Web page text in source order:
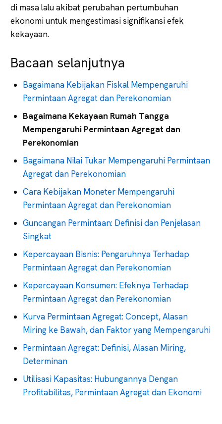
di masa lalu akibat perubahan pertumbuhan
ekonomi untuk mengestimasi signifikansi efek
kekayaan.
Bacaan selanjutnya
Bagaimana Kebijakan Fiskal Mempengaruhi
Permintaan Agregat dan Perekonomian
Bagaimana Kekayaan Rumah Tangga
Mempengaruhi Permintaan Agregat dan
Perekonomian
Bagaimana Nilai Tukar Mempengaruhi Permintaan
Agregat dan Perekonomian
Cara Kebijakan Moneter Mempengaruhi
Permintaan Agregat dan Perekonomian
Guncangan Permintaan: Definisi dan Penjelasan
Singkat
Kepercayaan Bisnis: Pengaruhnya Terhadap
Permintaan Agregat dan Perekonomian
Kepercayaan Konsumen: Efeknya Terhadap
Permintaan Agregat dan Perekonomian
Kurva Permintaan Agregat: Concept, Alasan
Miring ke Bawah, dan Faktor yang Mempengaruhi
Permintaan Agregat: Definisi, Alasan Miring,
Determinan
Utilisasi Kapasitas: Hubungannya Dengan
Profitabilitas, Permintaan Agregat dan Ekonomi